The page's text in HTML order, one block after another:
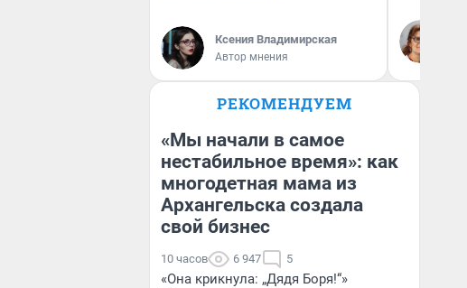
Ксения Владимирская
Автор мнения
РЕКОМЕНДУЕМ
«Мы начали в самое
нестабильное время»: как
многодетная мама из
Архангельска создала
свой бизнес
10 часов 6 947 5
«Она крикнула: „Дядя Боря!“»